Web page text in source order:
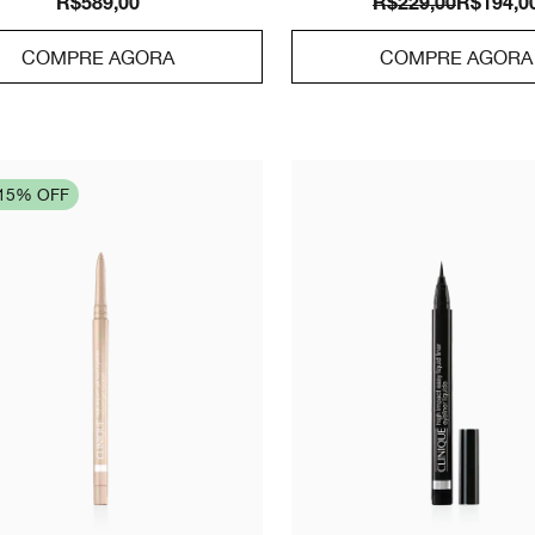
R$589,00
COMPRE AGORA
R$229,00
COMPRE AGORA
OFF